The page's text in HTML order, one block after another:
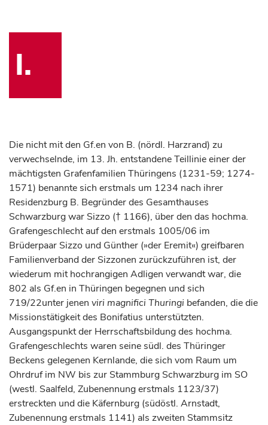
I.
Die nicht mit den Gf.en von B. (nördl. Harzrand) zu
verwechselnde, im 13. Jh. entstandene Teillinie einer der
mächtigsten Grafenfamilien Thüringens (1231-59; 1274-
1571) benannte sich erstmals um 1234 nach ihrer
Residenzburg B. Begründer des Gesamthauses
Schwarzburg war Sizzo († 1166), über den das hochma.
Grafengeschlecht auf den erstmals 1005/06 im
Brüderpaar Sizzo und Günther (»der Eremit«) greifbaren
Familienverband der Sizzonen zurückzuführen ist, der
wiederum mit hochrangigen Adligen verwandt war, die
802 als Gf.en in Thüringen begegnen und sich
719/22unter jenen viri magnifici Thuringi befanden, die die
Missionstätigkeit des Bonifatius unterstützten.
Ausgangspunkt der Herrschaftsbildung des hochma.
Grafengeschlechts waren seine südl. des Thüringer
Beckens gelegenen Kernlande, die sich vom Raum um
Ohrdruf im NW bis zur Stammburg Schwarzburg im SO
(westl. Saalfeld, Zubenennung erstmals 1123/37)
erstreckten und die Käfernburg (südöstl. Arnstadt,
Zubenennung erstmals 1141) als zweiten Stammsitz